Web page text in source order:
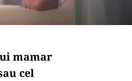
mamar
cel